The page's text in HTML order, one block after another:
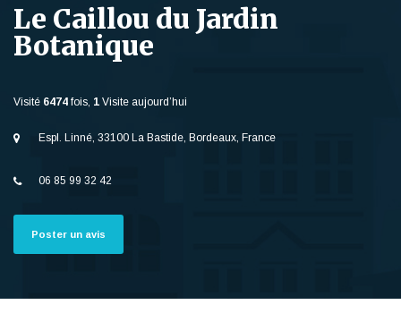
Le Caillou du Jardin
Botanique
Visité 6474 fois, 1 Visite aujourd’hui
Espl. Linné, 33100 La Bastide, Bordeaux, France
06 85 99 32 42
Poster un avis